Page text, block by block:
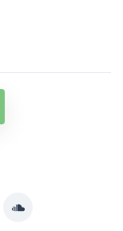
Soundcloud